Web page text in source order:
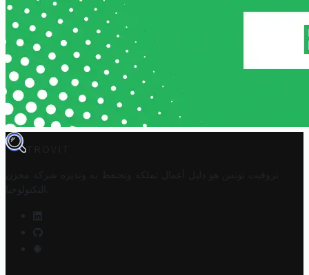
TROVIT
تروفيت تونس هو دليل أعمال تملكه وتحتفظ به وتديره
شركة مخزن
التكنولوجيا